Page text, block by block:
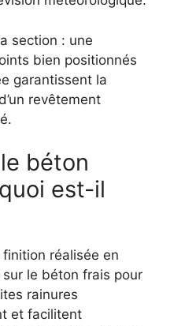
section : une
bien positionnés
garantissent la
revêtement
béton
est-il
réalisée en
le béton frais pour
rainures
et facilitent